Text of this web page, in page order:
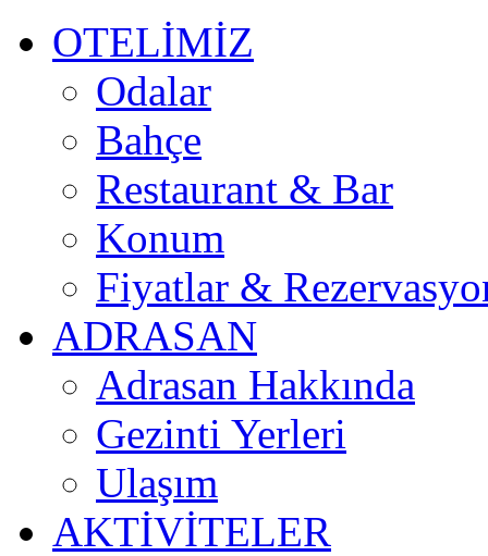
OTELİMİZ
Odalar
Bahçe
Restaurant & Bar
Konum
Fiyatlar &
ADRASAN
Adrasan Hakkında
Gezinti Yerleri
Ulaşım
AKTİVİTELER